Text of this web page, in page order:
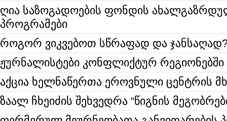
ღია საზოგადოების ფონდის
პროგრამები
როგორ ვიკვებოთ სწრაფად და
ჟურნალისტები კონფლიქტურ რეგიონებში
აქცია ხელნაწერთა ეროვნული ცენტრის
ზაალ ჩხეიძის შეხვედრა “წიგნის